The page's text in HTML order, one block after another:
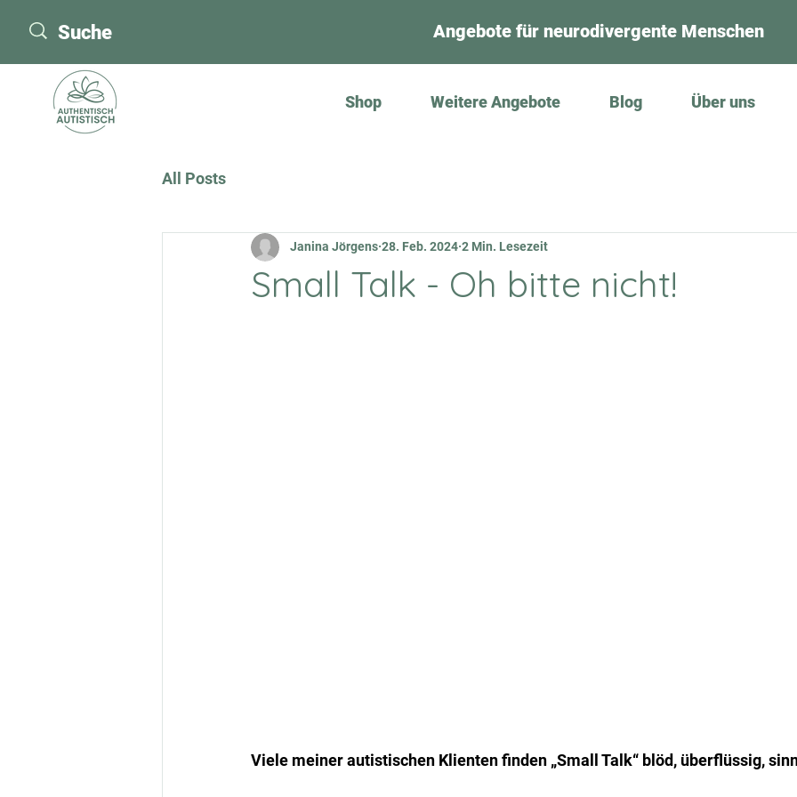
Angebote für neurodivergente Menschen
Shop Weitere Angebote Blog Über uns
All Posts
Small Talk - Oh bitte nicht!
Janina Jörgens 28. Feb. 2024 2 Min. Lesezeit
Viele meiner autistischen Klienten finden „Small Talk“ blöd, überflüssig,